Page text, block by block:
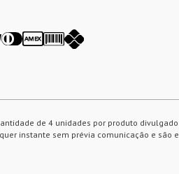
de 4 unidades por produto
instante sem prévia comunicação e são